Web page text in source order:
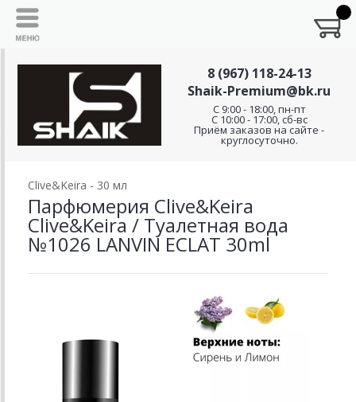
8 (967) 118-24-13
Shaik-Premium@bk.ru
C 9:00 - 18:00, пн-пт
С 10:00 - 17:00, сб-вс
Приём заказов на сайте -
круглосуточно.
Clive&Keira - 30 мл
Парфюмерия Clive&Keira
Clive&Keira / Туалетная вода
№1026 LANVIN ECLAT 30ml